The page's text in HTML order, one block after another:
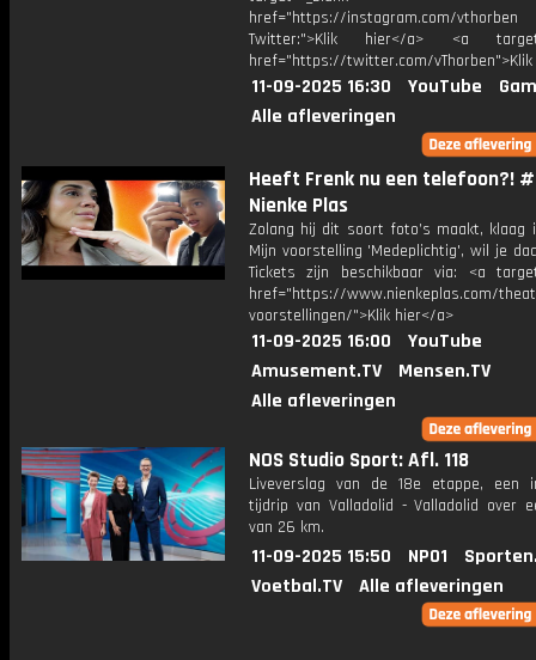
href="https://instagram.com/vthorben
Twitter:">Klik hier</a> <a
href="https://twitter.com/
11-09-2025 16:30 YouTube
Alle afleveringen
Heeft Frenk nu een telefoon?!
Nienke Plas
Zolang hij dit soort foto’s maakt, klaag
Mijn voorstelling 'Medeplichtig', wil je
Tickets zijn beschikbaar via: <a
href="https://www.nienkeplas.com/
voorstellingen/">Klik hier</a>
11-09-2025 16:00
YouTube
Amusement.TV
Mensen.TV
Alle afleveringen
NOS Studio Sport: Afl. 118
Liveverslag van de 18e etappe, een
tijdrip van Valladolid - Valladolid over
van 26 km.
11-09-2025 15:50 NPO1
Voetbal.TV
Alle afleveringen